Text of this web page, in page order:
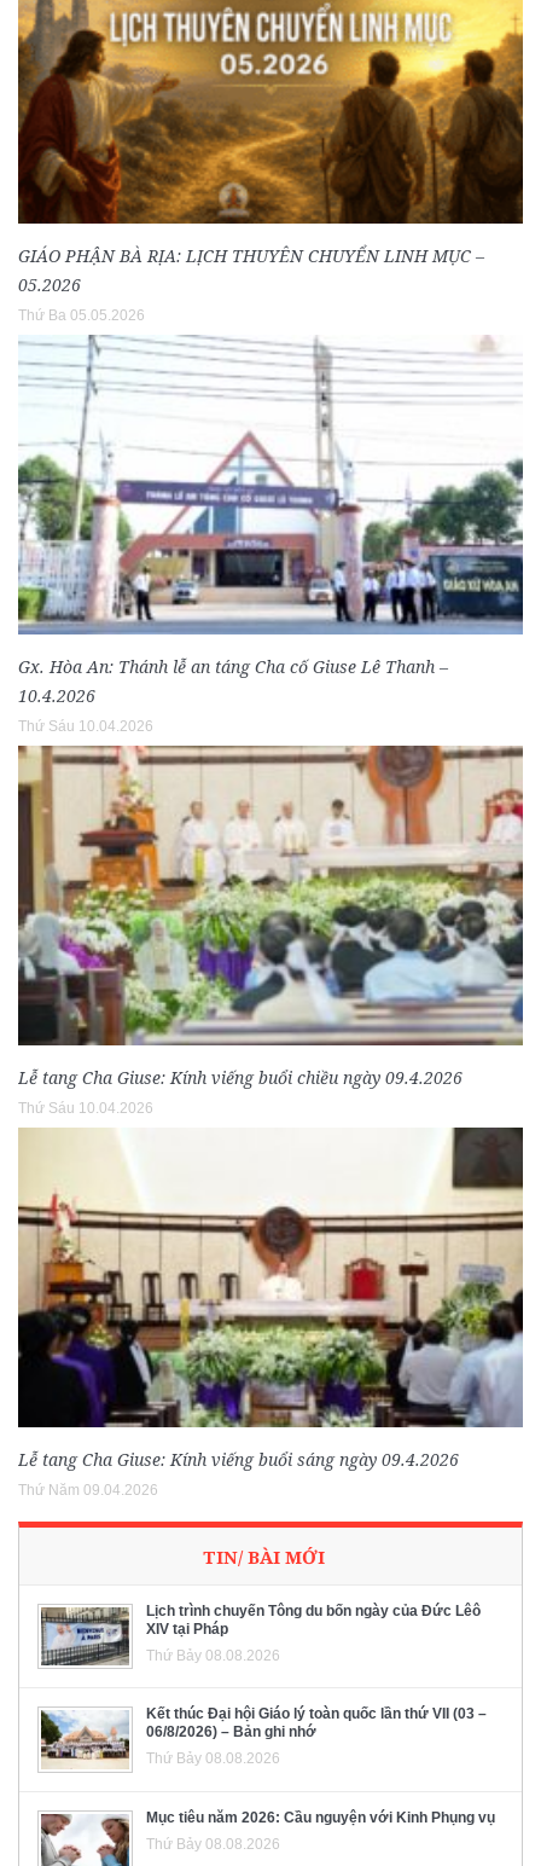
GIÁO PHẬN BÀ RỊA: LỊCH THUYÊN CHUYỂN LINH MỤC –
05.2026
Thứ Ba 05.05.2026
Gx. Hòa An: Thánh lễ an táng Cha cố Giuse Lê Thanh –
10.4.2026
Thứ Sáu 10.04.2026
Lễ tang Cha Giuse: Kính viếng buổi chiều ngày 09.4.2026
Thứ Sáu 10.04.2026
Lễ tang Cha Giuse: Kính viếng buổi sáng ngày 09.4.2026
Thứ Năm 09.04.2026
TIN/ BÀI MỚI
Lịch trình chuyến Tông du bốn ngày của Đức Lêô
XIV tại Pháp
Thứ Bảy 08.08.2026
Kết thúc Đại hội Giáo lý toàn quốc lần thứ VII (03 –
06/8/2026) – Bản ghi nhớ
Thứ Bảy 08.08.2026
Mục tiêu năm 2026: Cầu nguyện với Kinh Phụng vụ
Thứ Bảy 08.08.2026